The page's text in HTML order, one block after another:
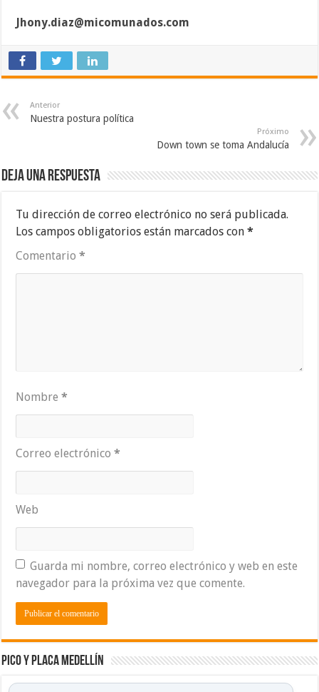
Jhony.diaz@micomunados.com
Anterior
Nuestra postura política
Próximo
Down town se toma Andalucía
Deja una respuesta
Tu dirección de correo electrónico no será publicada.
Los campos obligatorios están marcados con*
Comentario*
Nombre*
Correo electrónico*
Web
Guarda mi nombre, correo electrónico y web en este
navegador para la próxima vez que comente.
Pico y placa Medellín